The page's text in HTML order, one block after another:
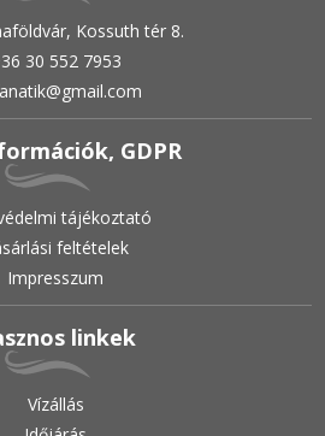
Kossuth tér 8.
30 552 7953
GDPR
tájékoztató
feltételek
Impresszum
linkek
Vízállás